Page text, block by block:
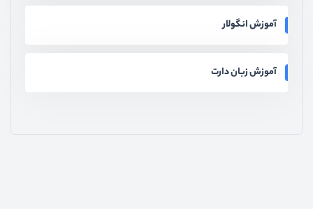
آموزش انگولار
آموزش زبان دارت